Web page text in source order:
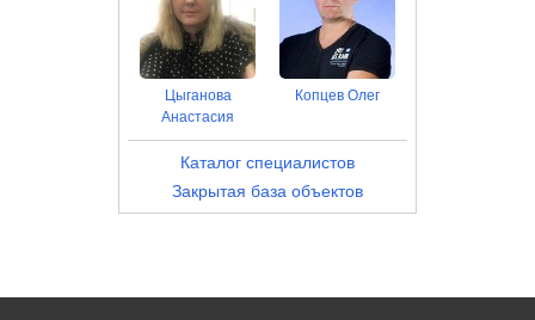
Цыганова
Анастасия
Копцев Олег
Каталог специалистов
Закрытая база объектов